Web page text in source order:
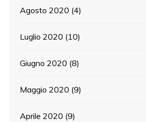
Agosto 2020 (4)
Luglio 2020 (10)
Giugno 2020 (8)
Maggio 2020 (9)
Aprile 2020 (9)